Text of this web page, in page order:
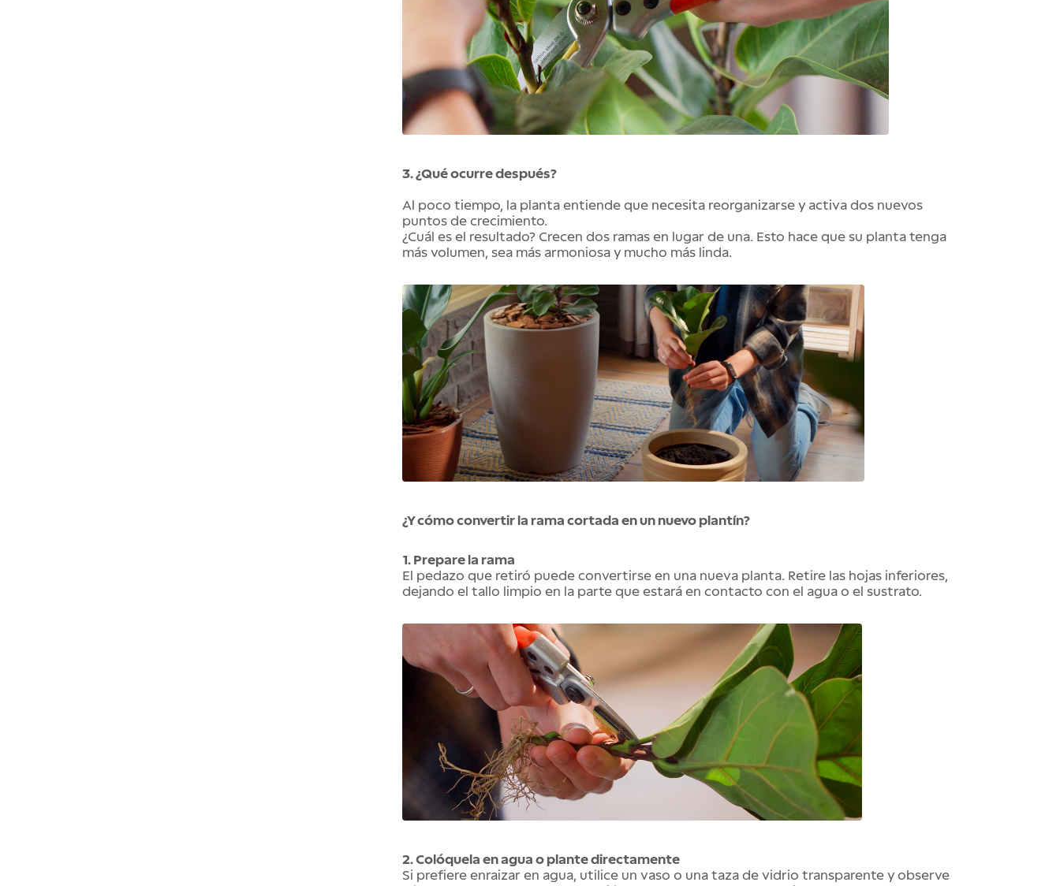
3. ¿Qué ocurre después?
Al poco tiempo, la planta entiende que necesita reorganizarse y activa dos nuevos
puntos de crecimiento.
¿Cuál es el resultado? Crecen dos ramas en lugar de una. Esto hace que su planta tenga
más volumen, sea más armoniosa y mucho más linda.
¿Y cómo convertir la rama cortada en un nuevo plantín?
1. Prepare la rama
El pedazo que retiró puede convertirse en una nueva planta. Retire las hojas inferiores,
dejando el tallo limpio en la parte que estará en contacto con el agua o el sustrato.
2. Colóquela en agua o plante directamente
Si prefiere enraizar en agua, utilice un vaso o una taza de vidrio transparente y observe